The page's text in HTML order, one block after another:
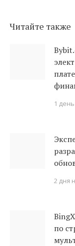
Читайте также
1
2 дня
по